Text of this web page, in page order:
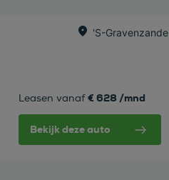
's-Gravenzande
Leasen vanaf € 628 /mnd
Bekijk deze auto